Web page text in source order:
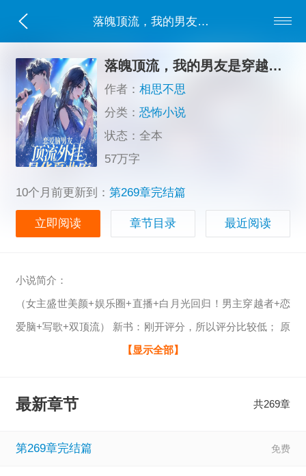
落魄顶流，我的男友是穿越者？
落魄顶流，我的男友是穿越者？
作者：相思不思
分类：恐怖小说
状态：全本
57万字
10个月前更新到： 第269章完结篇
立即阅读 章节目录 最近阅读
小说简介：
（女主盛世美颜+娱乐圈+直播+白月光回归！男主穿越者+恋
爱脑+写歌+双顶流） 新书：刚开评分，所以评分比较低； 原
书名：恋爱脑男友，顶流外挂是华夏曲库 祝卿欢被封杀三
他； 恋爱脑组合，命运齿轮开始改变！ 重拾信心，顶着那张
好好的‘歌曲杀回娱乐圈； 一首’舍得’，唱的却是满满的不
【显示全部】
最新章节 共269章
第269章完结篇